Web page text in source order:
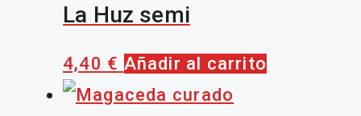
La Huz semi
4,40 € Añadir al carrito